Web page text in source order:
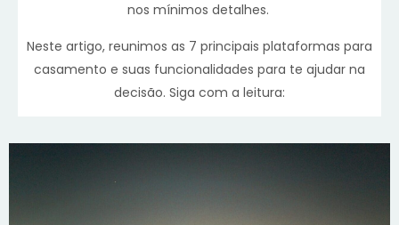
nos mínimos detalhes.
Neste artigo, reunimos as 7 principais plataformas para
casamento e suas funcionalidades para te ajudar na
decisão. Siga com a leitura: